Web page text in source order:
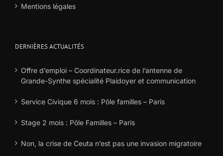
Mentions légales
DERNIÈRES ACTUALITÉS
Offre d’emploi – Coordinateur.rice de l’antenne de
Grande-Synthe spécialité Plaidoyer et communication
Service Civique 6 mois : Pôle familles – Paris
Stage 2 mois : Pôle Familles – Paris
Non, la crise de Ceuta n’est pas une invasion migratoire